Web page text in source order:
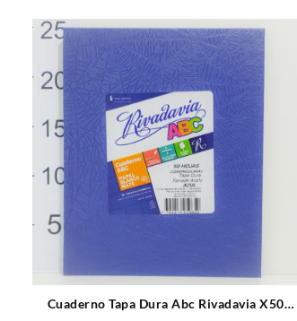
Cuaderno Tapa Dura Abc Rivadavia X50